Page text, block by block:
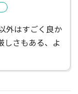
外はすごく良か
しさもある、よ